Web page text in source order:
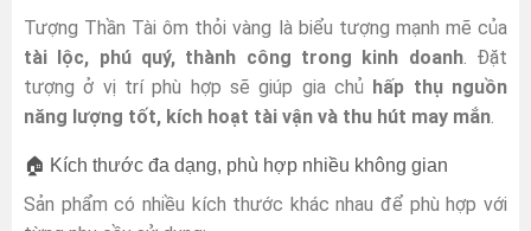
Tượng Thần Tài ôm thỏi vàng là biểu tượng mạnh mẽ của
tài lộc, phú quý, thành công trong kinh doanh. Đặt
tượng ở vị trí phù hợp sẽ giúp gia chủ hấp thụ nguồn
năng lượng tốt, kích hoạt tài vận và thu hút may mắn.
🏠 Kích thước đa dạng, phù hợp nhiều không gian
Sản phẩm có nhiều kích thước khác nhau để phù hợp với